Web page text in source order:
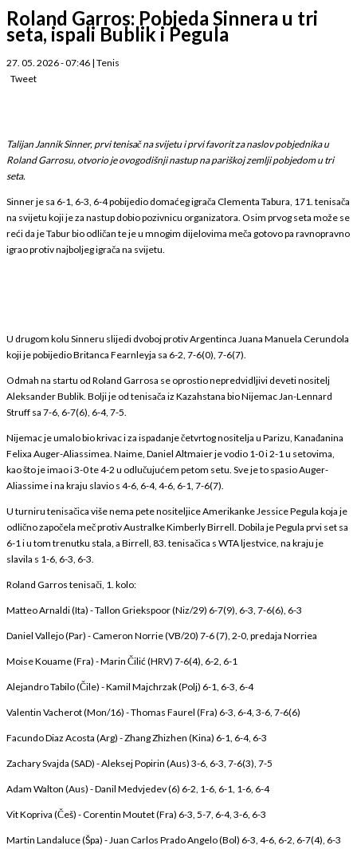
Roland Garros: Pobjeda Sinnera u tri
seta, ispali Bublik i Pegula
27. 05. 2026 - 07:46 | Tenis
Tweet
Talijan Jannik Sinner, prvi tenisač na svijetu i prvi favorit za naslov pobjednika u
Roland Garrosu, otvorio je ovogodišnji nastup na pariškoj zemlji pobjedom u tri
seta.
Sinner je sa 6-1, 6-3, 6-4 pobijedio domaćeg igrača Clementa Tabura, 171. tenisača
na svijetu koji je za nastup dobio pozivnicu organizatora. Osim prvog seta može se
reći da je Tabur bio odličan te je u mnogim dijelovima meča gotovo pa ravnopravno
igrao protiv najboljeg igrača na svijetu.
U drugom kolu Sinneru slijedi dvoboj protiv Argentinca Juana Manuela Cerundola
koji je pobijedio Britanca Fearnleyja sa 6-2, 7-6(0), 7-6(7).
Odmah na startu od Roland Garrosa se oprostio nepredvidljivi deveti nositelj
Aleksander Bublik. Bolji je od tenisača iz Kazahstana bio Nijemac Jan-Lennard
Struff sa 7-6, 6-7(6), 6-4, 7-5.
Nijemac je umalo bio krivac i za ispadanje četvrtog nositelja u Parizu, Kanađanina
Felixa Auger-Aliassimea. Naime, Daniel Altmaier je vodio 1-0 i 2-1 u setovima,
kao što je imao i 3-0 te 4-2 u odlučujućem petom setu. Sve je to spasio Auger-
Aliassime i na kraju slavio s 4-6, 6-4, 4-6, 6-1, 7-6(7).
U turniru tenisačica više nema pete nositeljice Amerikanke Jessice Pegula koja je
odlično započela meč protiv Australke Kimberly Birrell. Dobila je Pegula prvi set sa
6-1 i u tom trenutku stala, a Birrell, 83. tenisačica s WTA ljestvice, na kraju je
slavila s 1-6, 6-3, 6-3.
Roland Garros tenisači, 1. kolo:
Matteo Arnaldi (Ita) - Tallon Griekspoor (Niz/29) 6-7(9), 6-3, 7-6(6), 6-3
Daniel Vallejo (Par) - Cameron Norrie (VB/20) 7-6 (7), 2-0, predaja Norriea
Moise Kouame (Fra) - Marin Čilić (HRV) 7-6(4), 6-2, 6-1
Alejandro Tabilo (Čile) - Kamil Majchrzak (Polj) 6-1, 6-3, 6-4
Valentin Vacherot (Mon/16) - Thomas Faurel (Fra) 6-3, 6-4, 3-6, 7-6(6)
Facundo Diaz Acosta (Arg) - Zhang Zhizhen (Kina) 6-1, 6-4, 6-3
Zachary Svajda (SAD) - Aleksej Popirin (Aus) 3-6, 6-3, 7-6(3), 7-5
Adam Walton (Aus) - Danil Medvjedev (6) 6-2, 1-6, 6-1, 1-6, 6-4
Vit Kopriva (Češ) - Corentin Moutet (Fra) 6-3, 5-7, 6-4, 3-6, 6-3
Martin Landaluce (Špa) - Juan Carlos Prado Angelo (Bol) 6-3, 4-6, 6-2, 6-7(4), 6-3